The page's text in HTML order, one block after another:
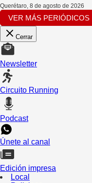
Querétaro, 8 de agosto de 2026
VER MÁS PERIÓDICOS
Cerrar
Newsletter
Circuito Running
Podcast
Únete al canal
Edición impresa
Local